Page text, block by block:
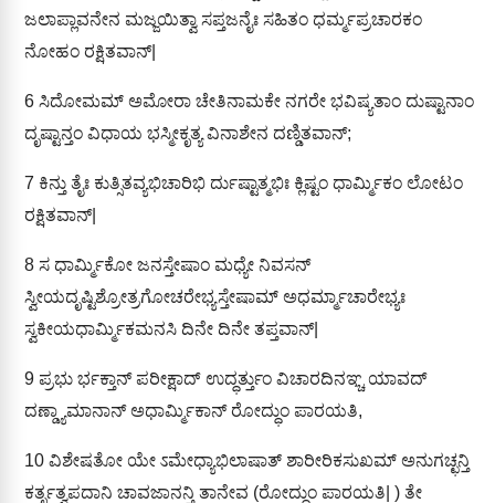
ಜಲಾಪ್ಲಾವನೇನ ಮಜ್ಜಯಿತ್ವಾ ಸಪ್ತಜನೈಃ ಸಹಿತಂ ಧರ್ಮ್ಮಪ್ರಚಾರಕಂ
ನೋಹಂ ರಕ್ಷಿತವಾನ್|
6 ಸಿದೋಮಮ್ ಅಮೋರಾ ಚೇತಿನಾಮಕೇ ನಗರೇ ಭವಿಷ್ಯತಾಂ ದುಷ್ಟಾನಾಂ
ದೃಷ್ಟಾನ್ತಂ ವಿಧಾಯ ಭಸ್ಮೀಕೃತ್ಯ ವಿನಾಶೇನ ದಣ್ಡಿತವಾನ್;
7 ಕಿನ್ತು ತೈಃ ಕುತ್ಸಿತವ್ಯಭಿಚಾರಿಭಿ ರ್ದುಷ್ಟಾತ್ಮಭಿಃ ಕ್ಲಿಷ್ಟಂ ಧಾರ್ಮ್ಮಿಕಂ ಲೋಟಂ
ರಕ್ಷಿತವಾನ್|
8 ಸ ಧಾರ್ಮ್ಮಿಕೋ ಜನಸ್ತೇಷಾಂ ಮಧ್ಯೇ ನಿವಸನ್
ಸ್ವೀಯದೃಷ್ಟಿಶ್ರೋತ್ರಗೋಚರೇಭ್ಯಸ್ತೇಷಾಮ್ ಅಧರ್ಮ್ಮಾಚಾರೇಭ್ಯಃ
ಸ್ವಕೀಯಧಾರ್ಮ್ಮಿಕಮನಸಿ ದಿನೇ ದಿನೇ ತಪ್ತವಾನ್|
9 ಪ್ರಭು ರ್ಭಕ್ತಾನ್ ಪರೀಕ್ಷಾದ್ ಉದ್ಧರ್ತ್ತುಂ ವಿಚಾರದಿನಞ್ಚ ಯಾವದ್
ದಣ್ಡ್ಯಾಮಾನಾನ್ ಅಧಾರ್ಮ್ಮಿಕಾನ್ ರೋದ್ಧುಂ ಪಾರಯತಿ,
10 ವಿಶೇಷತೋ ಯೇ ಽಮೇಧ್ಯಾಭಿಲಾಷಾತ್ ಶಾರೀರಿಕಸುಖಮ್ ಅನುಗಚ್ಛನ್ತಿ
ಕರ್ತೃತ್ವಪದಾನಿ ಚಾವಜಾನನ್ತಿ ತಾನೇವ (ರೋದ್ಧುಂ ಪಾರಯತಿ| ) ತೇ